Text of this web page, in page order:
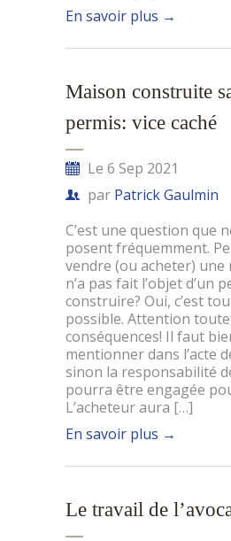
En savoir plus →
Maison construite
permis: vice caché
Le 6 Sep 2021
par Patrick Gaulmin
C’est une question que
posent fréquemment.
vendre (ou acheter) une
n’a pas fait l’objet d’un
construire? Oui, c’est
possible. Attention
conséquences! Il faut
mentionner dans l’acte
sinon la responsabilité
pourra être engagée
L’acheteur aura […]
En savoir plus →
Le travail de